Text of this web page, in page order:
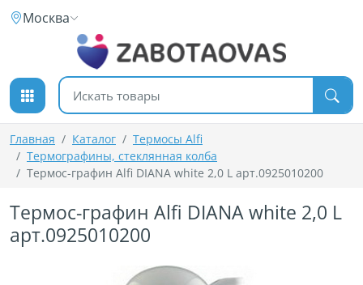
К содержимому
Москва
Поиск товаров
Главная Каталог
Термосы Alfi
Термографины, стеклянная колба
Термос-графин Alfi DIANA white 2,0 L арт.0925010200
Термос-графин Alfi DIANA white 2,0 L
арт.0925010200